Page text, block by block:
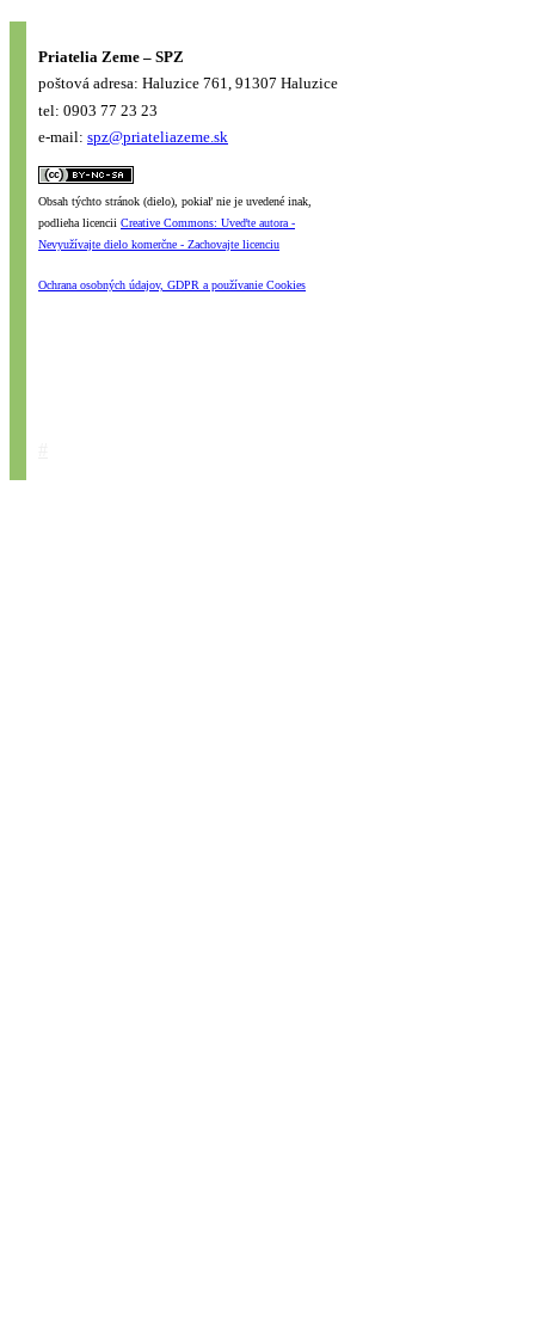
Priatelia Zeme – SPZ
poštová adresa: Haluzice 761, 91307 Haluzice
tel: 0903 77 23 23
e-mail: spz@priateliazeme.sk
Obsah týchto stránok (dielo), pokiaľ nie je uvedené inak,
podlieha licencii Creative Commons: Uveďte autora -
Nevyužívajte dielo komerčne - Zachovajte licenciu
Ochrana osobných údajov, GDPR a používanie Cookies